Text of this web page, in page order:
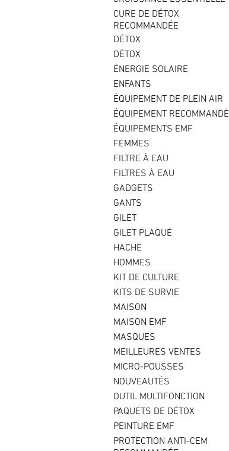
CURE DE DÉTOX
RECOMMANDÉE
DÉTOX
DÉTOX
ÉNERGIE SOLAIRE
ENFANTS
ÉQUIPEMENT DE PLEIN AIR
ÉQUIPEMENT RECOMMANDÉ
ÉQUIPEMENTS EMF
FEMMES
FILTRE À EAU
FILTRES À EAU
GADGETS
GANTS
GILET
GILET PLAQUÉ
HACHE
HOMMES
KIT DE CULTURE
KITS DE SURVIE
MAISON
MAISON EMF
MASQUES
MEILLEURES VENTES
MICRO-POUSSES
NOUVEAUTÉS
OUTIL MULTIFONCTION
PAQUETS DE DÉTOX
PEINTURE EMF
PROTECTION ANTI-CEM